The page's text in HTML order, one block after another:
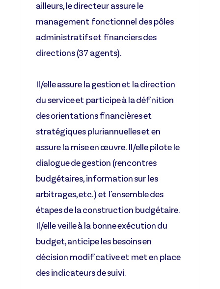
ailleurs, le directeur assure le
management fonctionnel des pôles
administratifs et financiers des
directions (37 agents).
Il/elle assure la gestion et la direction
du service et participe à la définition
des orientations financières et
stratégiques pluriannuelles et en
assure la mise en œuvre. Il/elle pilote le
dialogue de gestion (rencontres
budgétaires, information sur les
arbitrages, etc.) et l'ensemble des
étapes de la construction budgétaire.
Il/elle veille à la bonne exécution du
budget, anticipe les besoins en
décision modificative et met en place
des indicateurs de suivi.